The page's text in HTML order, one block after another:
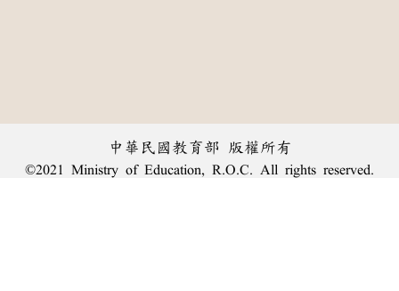
中華民國教育部 版權所有
©2021 Ministry of Education, R.O.C. All rights reserved.